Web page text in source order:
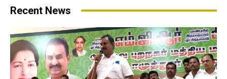
Recent News